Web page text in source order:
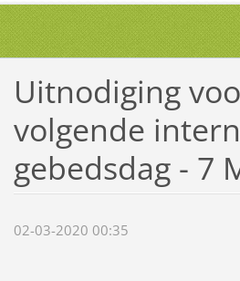
Uitnodiging
volgende
gebedsdag - 7
02-03-2020 00:35